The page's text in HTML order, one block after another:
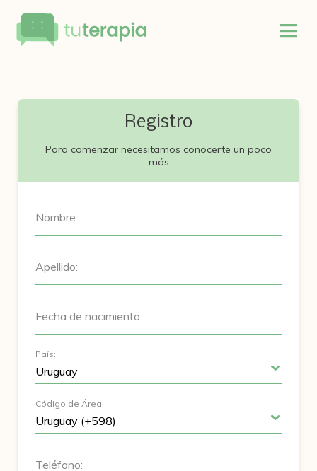
Registro
Para comenzar necesitamos conocerte un poco
más
Nombre:
Apellido:
Fecha de nacimiento:
País:
Código de Área:
Teléfono: